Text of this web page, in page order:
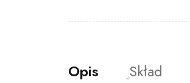
Opis Skład